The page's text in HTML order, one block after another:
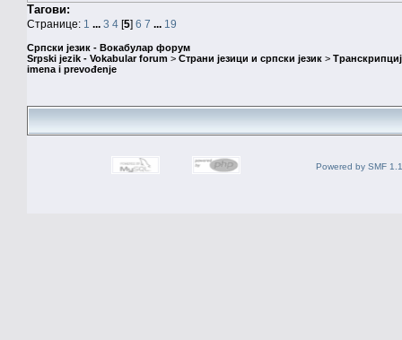
Тагови:
Странице: 1 ... 3 4 [5] 6 7 ... 19
Српски језик - Вокабулар форум
Srpski jezik - Vokabular forum > Страни језици и српски језик >
imena i prevođenje
Powered by SMF